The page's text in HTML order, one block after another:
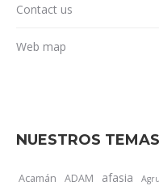
Contact us
Web map
NUESTROS TEMAS
Acamán ADAM afasia